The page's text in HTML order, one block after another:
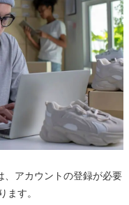
、アカウントの登録が必要
ます。